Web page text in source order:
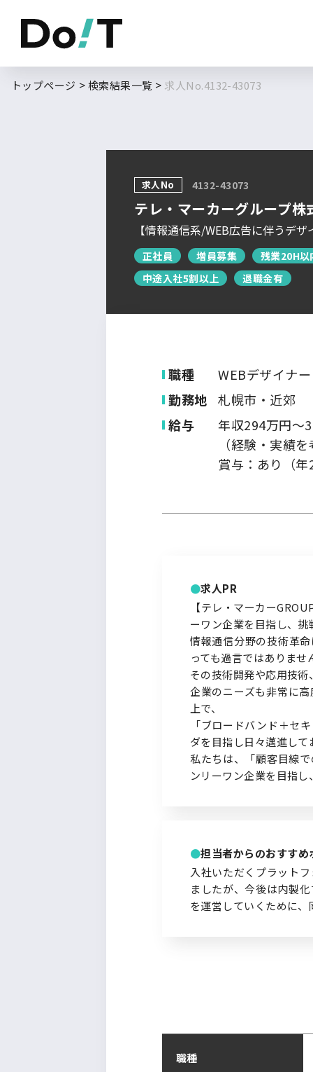
求人履歴はありません。
勤務地 職種
北海道
東北
北信越
東海
関西
トップページ 検索結果一覧 求人No.4132-43073
求人No 4132-43073
テレ・マーカーグループ株
【情報通信系/WEB広告に伴うデ
正社員 増員募集
残業20H以
中途入社5割以上
退職金有
職種
WEBデザイナー
勤務地
札幌市・近郊
給与
年収294万円～
（経験・実績
賞与：あり（年
求人PR
【テレ・マーカー
ーワン企業を目指し、
情報通信分野の技術革
っても過言ではありませ
その技術開発や応用技
企業のニーズも非常に
上で、
「ブロードバンド＋セ
ダを目指し日々邁進して
私たちは、「顧客目線
ンリーワン企業を目指
担当者からのおすすめ
入社いただくプラット
ましたが、今後は内製
を運営していくために
職種